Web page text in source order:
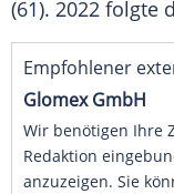
(61). 2022 folgte
Empfohlener
Glomex GmbH
Wir benötigen Ihre
Redaktion
anzuzeigen. Sie